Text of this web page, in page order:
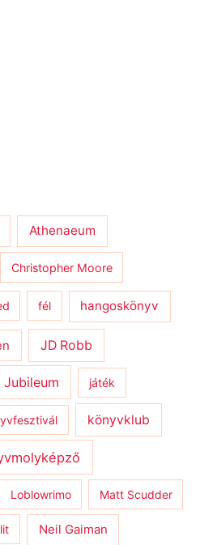
Athenaeum
Christopher Moore
fél hangoskönyv
JD Robb
Jubileum játék
könyvklub
Loblowrimo Matt Scudder
Neil Gaiman